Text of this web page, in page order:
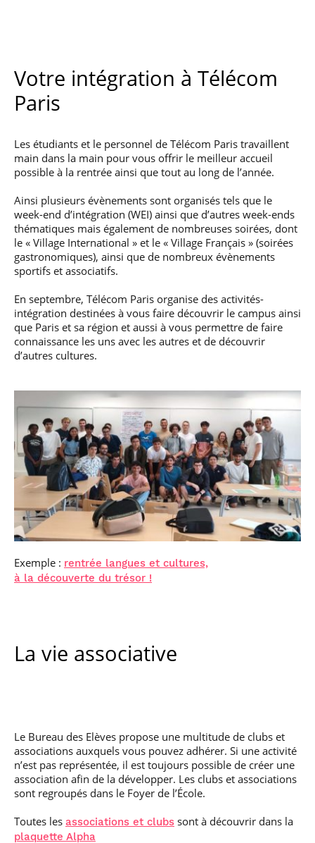
Votre intégration à Télécom
Paris
Les étudiants et le personnel de Télécom Paris travaillent
main dans la main pour vous offrir le meilleur accueil
possible à la rentrée ainsi que tout au long de l’année.
Ainsi plusieurs évènements sont organisés tels que le
week-end d’intégration (WEI) ainsi que d’autres week-ends
thématiques mais également de nombreuses soirées, dont
le « Village International » et le « Village Français » (soirées
gastronomiques), ainsi que de nombreux évènements
sportifs et associatifs.
En septembre, Télécom Paris organise des activités-
intégration destinées à vous faire découvrir le campus ainsi
que Paris et sa région et aussi à vous permettre de faire
connaissance les uns avec les autres et de découvrir
d’autres cultures.
Exemple : rentrée langues et cultures,
à la découverte du trésor !
La vie associative
Le Bureau des Elèves propose une multitude de clubs et
associations auxquels vous pouvez adhérer. Si une activité
n’est pas représentée, il est toujours possible de créer une
association afin de la développer. Les clubs et associations
sont regroupés dans le Foyer de l’École.
Toutes les associations et clubs sont à découvrir dans la
plaquette Alpha